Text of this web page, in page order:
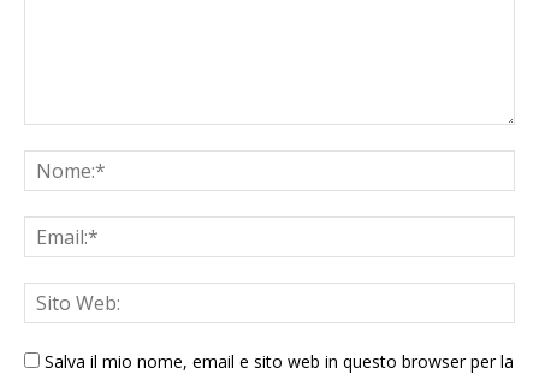
Salva il mio nome, email e sito web in questo browser per la